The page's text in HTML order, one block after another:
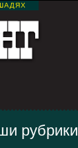
рубрики